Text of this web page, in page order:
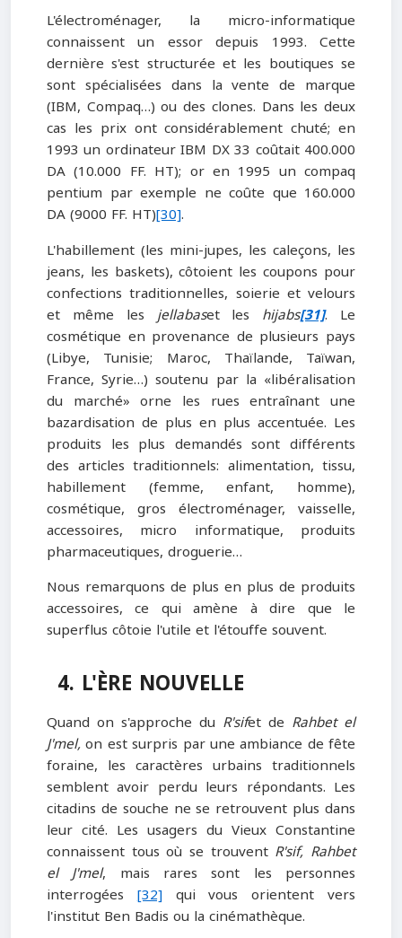
L'électroménager, la micro-informatique
connaissent un essor depuis 1993. Cette
dernière s'est structurée et les boutiques se
sont spécialisées dans la vente de marque
(IBM, Compaq…) ou des clones. Dans les deux
cas les prix ont considérablement chuté; en
1993 un ordinateur IBM DX 33 coûtait 400.000
DA (10.000 FF. HT); or en 1995 un compaq
pentium par exemple ne coûte que 160.000
DA (9000 FF. HT)[30].
L'habillement (les mini-jupes, les caleçons, les
jeans, les baskets), côtoient les coupons pour
confections traditionnelles, soierie et velours
et même les jellabaset les hijabs[31]. Le
cosmétique en provenance de plusieurs pays
(Libye, Tunisie; Maroc, Thaïlande, Taïwan,
France, Syrie…) soutenu par la «libéralisation
du marché» orne les rues entraînant une
bazardisation de plus en plus accentuée. Les
produits les plus demandés sont différents
des articles traditionnels: alimentation, tissu,
habillement (femme, enfant, homme),
cosmétique, gros électroménager, vaisselle,
accessoires, micro informatique, produits
pharmaceutiques, droguerie…
Nous remarquons de plus en plus de produits
accessoires, ce qui amène à dire que le
superflus côtoie l'utile et l'étouffe souvent.
4. L'ÈRE NOUVELLE
Quand on s'approche du R'sifet de Rahbet el
J'mel,on est surpris par une ambiance de fête
foraine, les caractères urbains traditionnels
semblent avoir perdu leurs répondants. Les
citadins de souche ne se retrouvent plus dans
leur cité. Les usagers du Vieux Constantine
connaissent tous où se trouvent R'sif, Rahbet
el J'mel, mais rares sont les personnes
interrogées[32]qui vous orientent vers
l'institut Ben Badis ou la cinémathèque.